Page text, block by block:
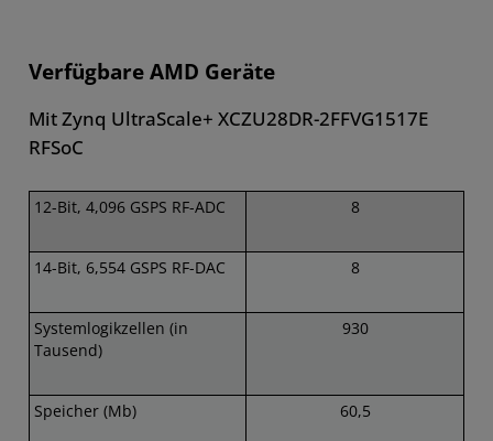
Verfügbare AMD Geräte
Mit Zynq UltraScale+ XCZU28DR-2FFVG1517E
RFSoC
12-Bit, 4,096 GSPS RF-ADC 8
14-Bit, 6,554 GSPS RF-DAC 8
Systemlogikzellen (in
Tausend)
930
Speicher (Mb) 60,5